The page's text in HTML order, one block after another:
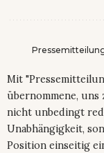
Mit
übernommene, uns
nicht unbedingt
Unabhängigkeit,
Position einseitig